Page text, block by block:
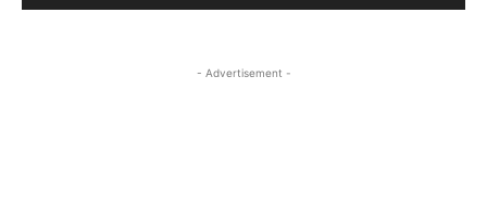
- Advertisement -